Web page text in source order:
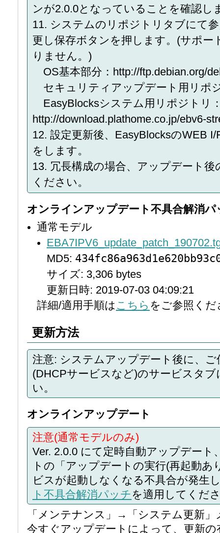
ンが2.0.0となっていることを確認し
11. システムのリポジトリタブにて
更し保存ボタンを押します。(サポ
りません。)
OS基本部分：http://ftp.debian.org/
セキュリティアップデート用リポ
EasyBlocksシステム用リポジトリ
http://download.plathome.co.jp/ebv6-
12. 設定更新後、EasyBlocksのWEB
をします。
13. 冗長構成の場合、アップデート
ください。
オンラインアップデート不具合解消パ
通常モデル
MD5:
サイズ: 3,306 bytes
更新日時: 2019-07-03 04:09:21
詳細/適用手順は こちら をご参照くだ
更新方法
注意: システムアップデート後に、
(DHCPサービスなど)のサービスタ
い。
オンラインアップデート
注意(通常モデルのみ)
Ver. 2.0.0 にて定時自動アップデー
トの「アップデートの実行(再起動あ
ビスが起動しなくなる不具合が発生
ト不具合解消パッチを適用してくだ
「メンテナンス」→「システム更新
今すぐアップデートによって、更新